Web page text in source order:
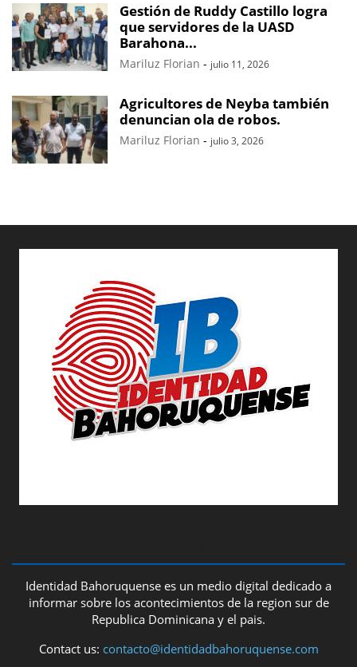
Gestión de Ruddy Castillo logra
que servidores de la UASD
Barahona...
Mariluz Florian - julio 11, 2026
Agricultores de Neyba también
denuncian ola de robos.
Mariluz Florian - julio 3, 2026
Identidad Bahoruquense es un medio digital dedicado a
informar sobre los acontecimientos de la region sur de
Republica Dominicana y el pais.
Contact us: contacto@identidadbahoruquense.com